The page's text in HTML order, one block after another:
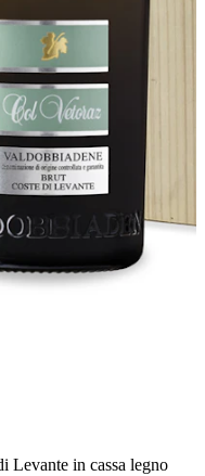
Levante in cassa legno